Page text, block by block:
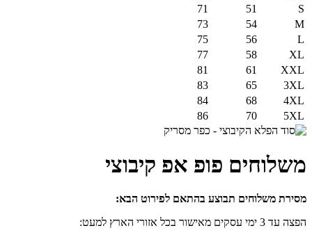
S
51
71
M
54
73
L
56
75
XL
58
77
XXL
61
81
3XL
65
83
4XL
68
84
5XL
70
86
משלוחים פופ אפ קיבוצי
מסירת משלוחים תבוצע בהתאם לפירוט הבא:
הפצה עד 3 ימי עסקים מאישור בכל אזורי הארץ למעט: